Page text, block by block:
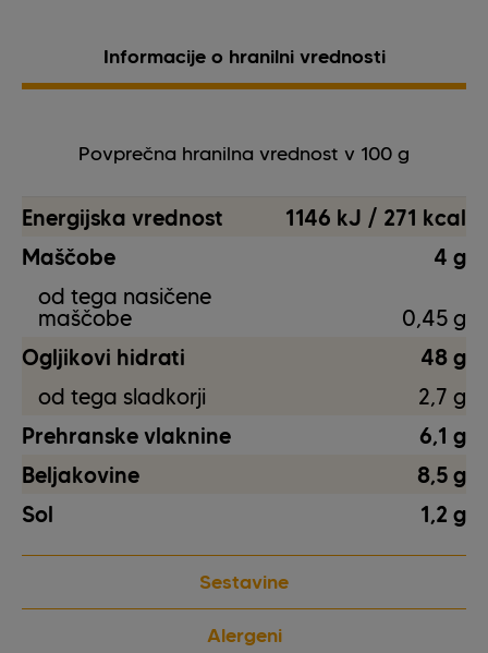
Informacije o hranilni vrednosti
Povprečna hranilna vrednost v 100 g
Energijska vrednost
1146 kJ / 271 kcal
Maščobe
4 g
od tega nasičene
maščobe
0,45 g
Ogljikovi hidrati
48 g
od tega sladkorji
2,7 g
Prehranske vlaknine
6,1 g
Beljakovine
8,5 g
Sol
1,2 g
Sestavine
Alergeni